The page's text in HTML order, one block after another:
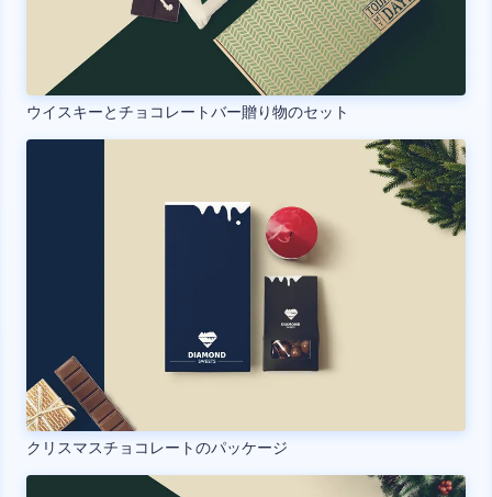
ウイスキーとチョコレートバー贈り物のセット
クリスマスチョコレートのパッケージ